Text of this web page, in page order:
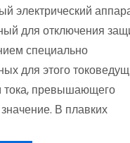
электрический
для отключения
специально
для этого
тока, превышающего
В плавких